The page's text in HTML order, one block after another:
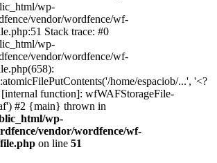
wp-
vendor/wordfence/wf-
Stack trace: #0
wp-
vendor/wordfence/wf-
home/espaciob/...', '<?
function]: wfWAFStorageFile-
#2 {main} thrown in
wp-
vendor/wordfence/wf-
on line 51